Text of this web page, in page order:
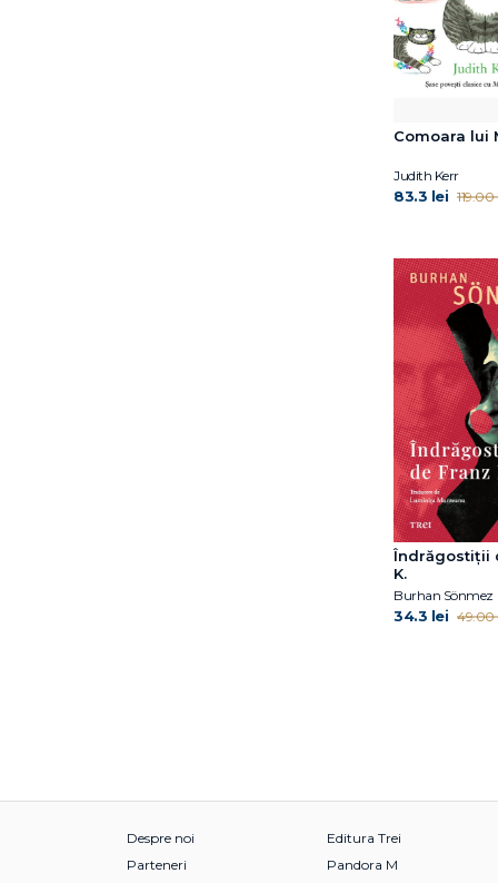
Geo Bogza
Giorgio Parisi
Comoara lui
Judith Kerr
83.3 lei 119.00
Îndrăgostiții
K.
Burhan Sönmez
34.3 lei 49.00
Despre noi
Parteneri
Editura Trei
Pandora M